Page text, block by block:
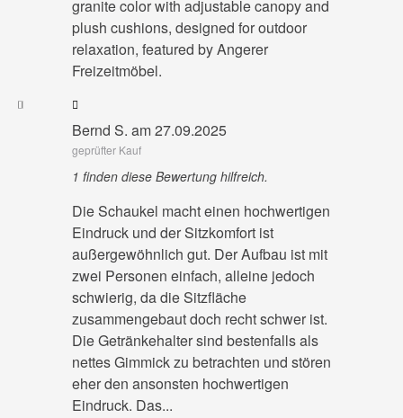
Bernd S. am 27.09.2025
geprüfter Kauf
1 finden diese Bewertung hilfreich.
Die Schaukel macht einen hochwertigen
Eindruck und der Sitzkomfort ist
außergewöhnlich gut. Der Aufbau ist mit
zwei Personen einfach, alleine jedoch
schwierig, da die Sitzfläche
zusammengebaut doch recht schwer ist.
Die Getränkehalter sind bestenfalls als
nettes Gimmick zu betrachten und stören
eher den ansonsten hochwertigen
Eindruck. Das...